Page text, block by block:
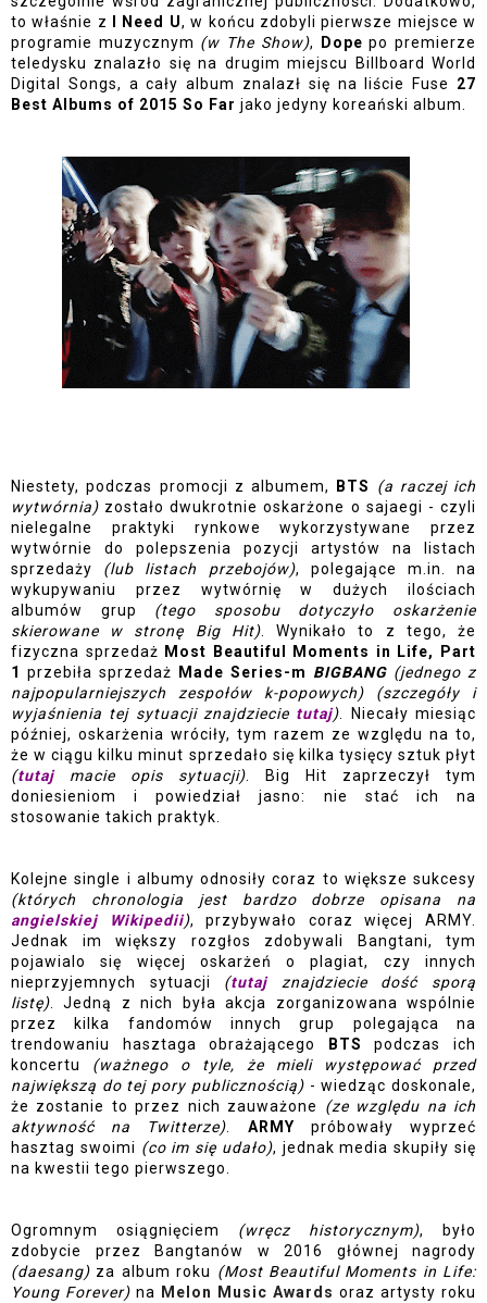
to właśnie z
I Need U, w końcu zdobyli pierwsze miejsce w
programie muzycznym (w The Show), Dope po premierze
teledysku znalazło się na drugim miejscu Billboard World
Digital Songs, a cały album znalazł się na liście Fuse
27
Best Albums of 2015 So Far jako jedyny koreański album.
Niestety, podczas promocji z albumem, BTS (a raczej ich
wytwórnia) zostało dwukrotnie oskarżone o sajaegi - czyli
nielegalne praktyki rynkowe wykorzystywane przez
wytwórnie do polepszenia pozycji artystów na listach
sprzedaży (lub listach przebojów), polegające m.in. na
wykupywaniu przez wytwórnię w dużych ilościach
albumów grup
(tego sposobu dotyczyło oskarżenie
skierowane w stronę Big Hit). Wynikało to z tego, że
fizyczna sprzedaż Most Beautiful Moments in Life, Part
1 przebiła sprzedaż Made Series-m BIGBANG (jednego z
najpopularniejszych zespołów k-popowych)
(szczegóły i
wyjaśnienia tej sytuacji znajdziecie tutaj). Niecały miesiąc
później, oskarżenia wróciły, tym razem ze względu na to,
(tutaj macie opis sytuacji). Big Hit zaprzeczył tym
doniesieniom i powiedział jasno: nie stać ich na
stosowanie takich praktyk.
Kolejne single i albumy odnosiły coraz to większe sukcesy
angielskiej Wikipedii), przybywało coraz więcej ARMY.
Jednak im większy rozgłos zdobywali Bangtani, tym
pojawialo się więcej oskarżeń o plagiat, czy innych
nieprzyjemnych sytuacji (tutaj znajdziecie dość sporą
listę). Jedną z nich była akcja zorganizowana wspólnie
przez kilka fandomów innych grup polegająca na
trendowaniu hasztaga obrażającego
BTS podczas ich
koncertu (ważnego o tyle, że mieli występować przed
największą do tej pory publicznością) - wiedząc doskonale,
że zostanie to przez nich zauważone
(ze względu na ich
aktywność na Twitterze). ARMY próbowały wyprzeć
hasztag swoimi (co im się udało), jednak media skupiły się
na kwestii tego pierwszego.
Ogromnym osiągnięciem (wręcz historycznym), było
(daesang) za album roku (Most Beautiful Moments in Life:
Young Forever) na M elon Music Awards oraz artysty roku